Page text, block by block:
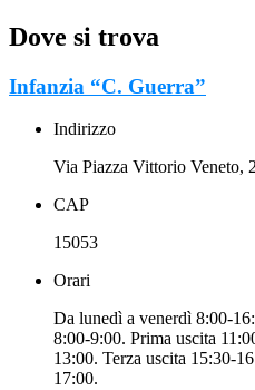
Dove si trova
Infanzia “C. Guerra”
Indirizzo
Via Piazza Vittorio Veneto, 2
CAP
15053
Orari
Da lunedì a venerdì 8:00-
8:00-9:00. Prima uscita
13:00. Terza uscita 15:30-
17:00.